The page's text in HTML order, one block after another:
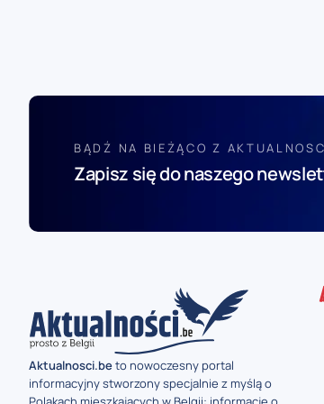
BĄDŹ NA BIEŻĄCO Z
Zapisz się do naszego
Aktualnosci.beto nowoczesny portal
informacyjny stworzony specjalnie z myślą o